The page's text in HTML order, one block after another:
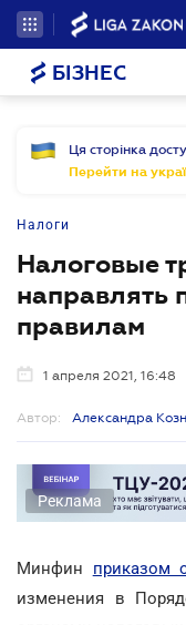
БІЗНЕС
Ця сторінка
Перейти на
Налоги
Налоговые
направлять
правилам
1 апреля 2021, 16:48
Автор: Александра
Реклама
Минфин приказом
изменения в